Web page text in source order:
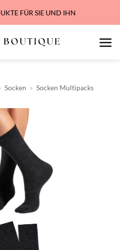
FÜR SIE UND IHN
Socken » Socken Multipacks